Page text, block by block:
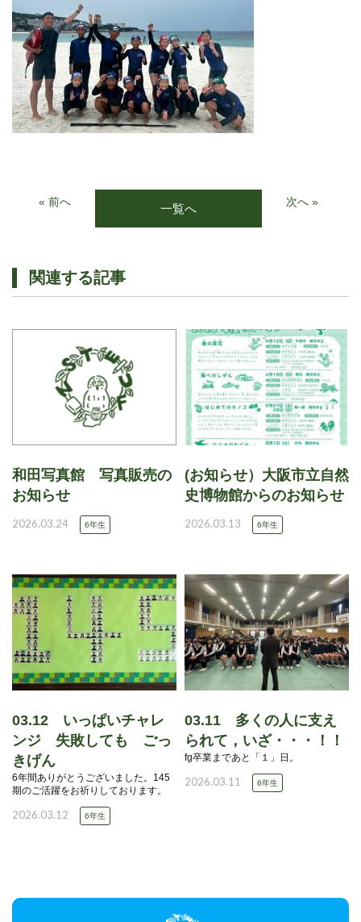
« 前へ 一覧へ 次へ »
関連する記事
和田写真館 写真販売の
お知らせ
2026.03.24 6年生
(お知らせ）大阪市立自然
史博物館からのお知らせ
2026.03.13 6年生
03.12 いっぱいチャレ
ンジ 失敗しても ごっ
きげん
6年間ありがとうございました。145
期のご活躍をお祈りしております。
2026.03.12 6年生
03.11 多くの人に支え
られて，いざ・・・！！
fg卒業まであと「１」日。
2026.03.11 6年生